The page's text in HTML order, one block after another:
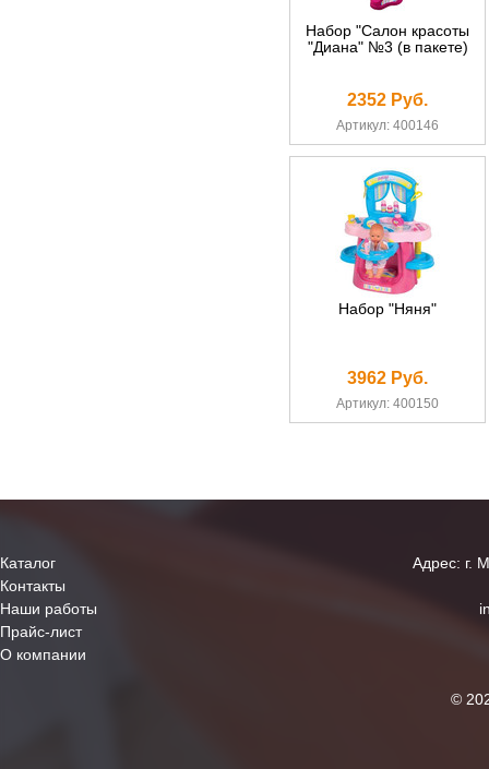
Набор "Салон красоты
"Диана" №3 (в пакете)
2352 Руб.
Артикул: 400146
Набор "Няня"
3962 Руб.
Артикул: 400150
Каталог
Контакты
Наши работы
Прайс-лист
О компании
Адрес: г.
©